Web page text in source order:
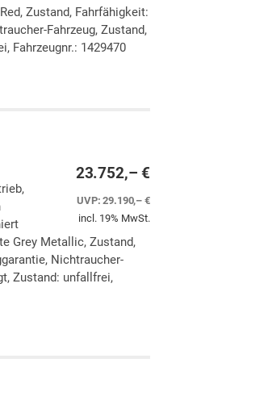
Zustand, Fahrfähigkeit:
Fahrzeug, Zustand,
Fahrzeugnr.: 1429470
23.752,– €
UVP:29.190,– €
incl. 19% MwSt.
Grey Metallic, Zustand,
Nichtraucher-
Zustand: unfallfrei,